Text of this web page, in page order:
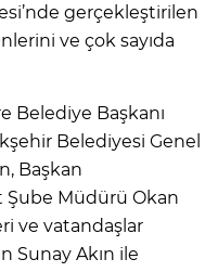
gerçekleştirilen
ve çok sayıda
Belediye Başkanı
Belediyesi Genel
Başkan
Şube Müdürü Okan
ve vatandaşlar
Sunay Akın ile